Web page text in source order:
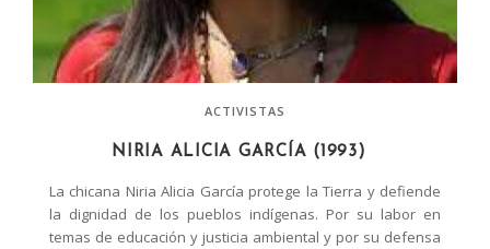
ACTIVISTAS
NIRIA ALICIA GARCÍA (1993)
La chicana Niria Alicia García protege la Tierra y defiende
la dignidad de los pueblos indígenas. Por su labor en
temas de educación y justicia ambiental y por su defensa